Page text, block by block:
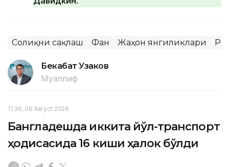
Соғлиқни сақлаш Фан Жаҳон янгиликлари
Бекабат Узаков
Муаллиф
11:36, 08 Август 2026
Бангладешда иккита йўл-транспорт
ҳодисасида 16 киши ҳалок бўлди